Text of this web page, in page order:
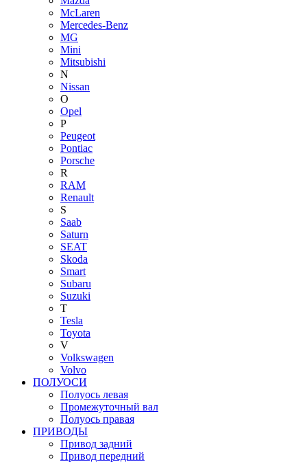
McLaren
Mercedes-Benz
MG
Mini
Mitsubishi
N
Nissan
O
Opel
P
Peugeot
Pontiac
Porsche
R
RAM
Renault
S
Saab
Saturn
SEAT
Skoda
Smart
Subaru
Suzuki
T
Tesla
Toyota
V
Volkswagen
Volvo
ПОЛУОСИ
Полуось левая
Промежуточный вал
Полуось правая
ПРИВОДЫ
Привод задний
Привод передний